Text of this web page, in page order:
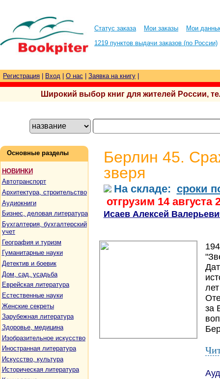
Статус заказа Мои заказы
Мои
1219 пунктов выдачи заказов (по России)
Регистрация Вход О нас Заявка на книгу
Широкий выбор книг для жителей России,
Основные разделы
НОВИНКИ
Автотранспорт
Архитектура, строительство
Аудиокниги
Бизнес, деловая литература
Бухгалтерия, бухгалтерский
учет
География и туризм
Гуманитарные науки
Детектив и боевик
Дом, сад, усадьба
Еврейская литература
Естественные науки
Женские секреты
Зарубежная литература
Здоровье, медицина
Изобразительное искусство
Иностранная литература
Искусство, культура
Историческая литература
Берлин 45.
зверя
На складе: сроки
отгрузим 14 августа
Исаев Алексей
за